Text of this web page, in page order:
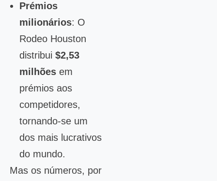
Prémios
milionários: O
Rodeo Houston
distribui $2,53
milhões em
prémios aos
competidores,
tornando-se um
dos mais lucrativos
do mundo.
Mas os números, por